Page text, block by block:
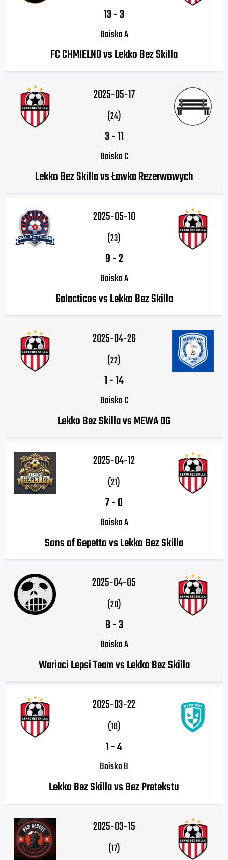
13-3
Boisko A
FC CHMIELNO vs Lekko Bez Skilla
2025-05-17
(24)
3-11
Boisko C
Lekko Bez Skilla vs Ławka Rezerwowych
2025-05-10
(23)
9-2
Boisko A
Galacticos vs Lekko Bez Skilla
2025-04-26
(22)
1-14
Boisko C
Lekko Bez Skilla vs MEWA OG
2025-04-12
(21)
7-0
Boisko A
Sons of Gepetto vs Lekko Bez Skilla
2025-04-05
(20)
8-3
Boisko A
Wariaci Lepsi Team vs Lekko Bez Skilla
2025-03-22
(18)
1-4
Boisko B
Lekko Bez Skilla vs Bez Pretekstu
2025-03-15
(17)